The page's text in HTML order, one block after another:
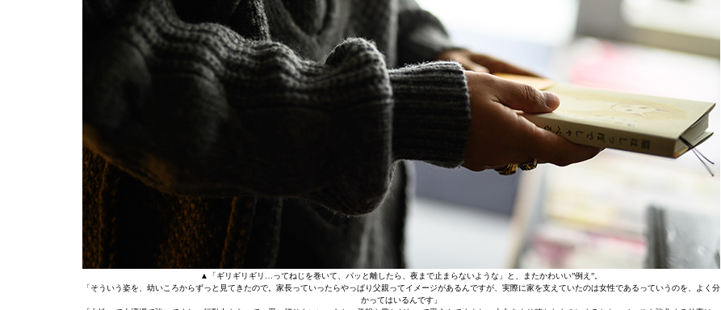
▲「ギリギリギリ…ってねじを巻いて、パッと離したら、夜まで止まらないような」と、またかわいい”例え”。
「そういう姿を、幼いころからずっと見てきたので。家長っていったらやっぱり父親ってイメージがあるんですが、実際に家を支えていたのは女性であるっていうのを、よく分
かってはいるんです」